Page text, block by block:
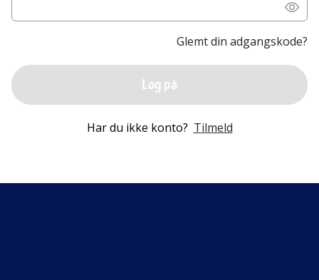
Glemt din adgangskode?
Log på
Har du ikke konto? Tilmeld